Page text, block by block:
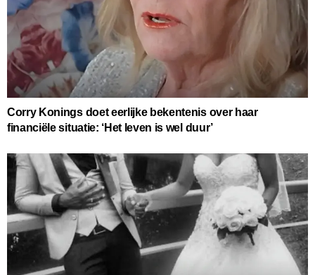
Corry Konings doet eerlijke bekentenis over haar
financiële situatie: ‘Het leven is wel duur’